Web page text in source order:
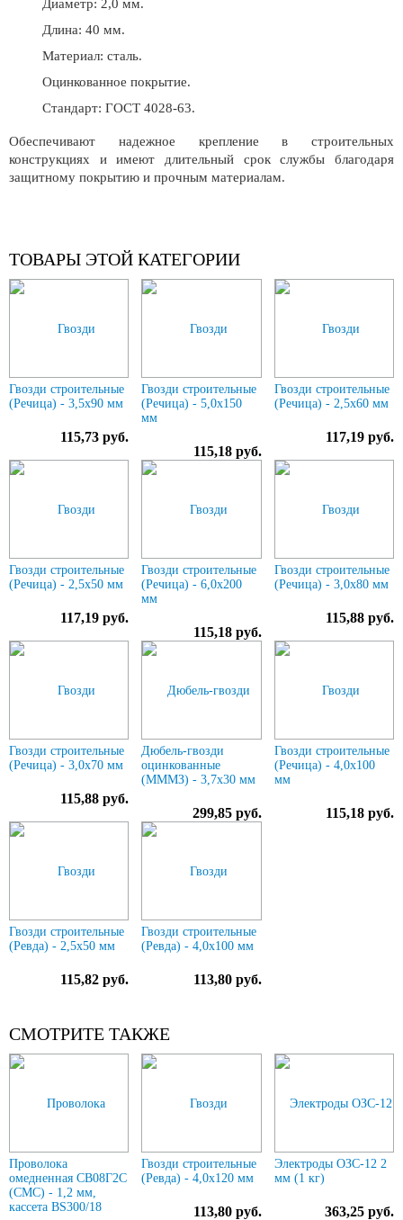
Диаметр: 2,0 мм.
Длина: 40 мм.
Материал: сталь.
Оцинкованное покрытие.
Стандарт: ГОСТ 4028-63.
Обеспечивают надежное крепление в строительных
конструкциях и имеют длительный срок службы благодаря
защитному покрытию и прочным материалам.
ТОВАРЫ ЭТОЙ КАТЕГОРИИ
Гвозди строительные
(Речица) - 3,5х90 мм
115,73 руб.
Гвозди строительные
(Речица) - 5,0х150
мм
115,18 руб.
Гвозди строительные
(Речица) - 2,5х60 мм
117,19 руб.
Гвозди строительные
(Речица) - 2,5х50 мм
117,19 руб.
Гвозди строительные
(Речица) - 6,0х200
мм
115,18 руб.
Гвозди строительные
(Речица) - 3,0х80 мм
115,88 руб.
Гвозди строительные
(Речица) - 3,0х70 мм
115,88 руб.
Дюбель-гвозди
оцинкованные
(МММЗ) - 3,7х30 мм
299,85 руб.
Гвозди строительные
(Речица) - 4,0х100
мм
115,18 руб.
Гвозди строительные
(Ревда) - 2,5х50 мм
115,82 руб.
Гвозди строительные
(Ревда) - 4,0х100 мм
113,80 руб.
СМОТРИТЕ ТАКЖЕ
Проволока
омедненная СВ08Г2С
(СМС) - 1,2 мм,
кассета BS300/18
Гвозди строительные
(Ревда) - 4,0х120 мм
113,80 руб.
Электроды ОЗС-12 2
мм (1 кг)
363,25 руб.